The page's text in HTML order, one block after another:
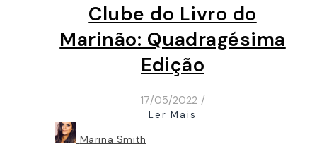
Clube do Livro do
Marinão: Quadragésima
Edição
17/05/2022 /
Ler Mais
Marina Smith